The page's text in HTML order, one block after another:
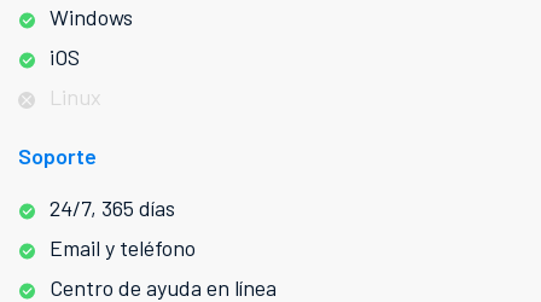
Windows
iOS
Linux
Soporte
24/7, 365 días
Email y teléfono
Centro de ayuda en línea